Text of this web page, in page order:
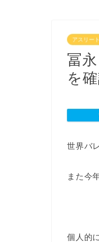
アスリート
冨
を
世界バ
また今
個人的